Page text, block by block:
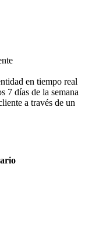
en tiempo real
7 días de la semana
a través de un